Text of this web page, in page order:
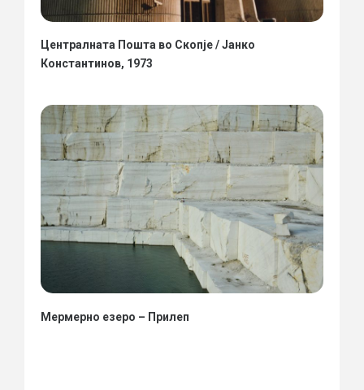
Централната Пошта во Скопје / Јанко
Константинов, 1973
Мермерно езеро – Прилеп